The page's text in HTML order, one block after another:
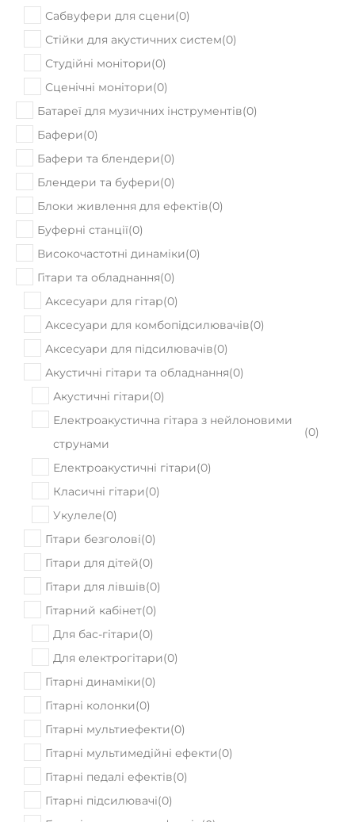
Сабвуфери для сцени(0)
Стійки для акустичних систем(0)
Студійні монітори(0)
Сценічні монітори(0)
Батареї для музичних інструментів(0)
Бафери(0)
Бафери та блендери(0)
Блендери та буфери(0)
Блоки живлення для ефектів(0)
Буферні станції(0)
Високочастотні динаміки(0)
Гітари та обладнання(0)
Аксесуари для гітар(0)
Аксесуари для комбопідсилювачів(0)
Аксесуари для підсилювачів(0)
Акустичні гітари та обладнання(0)
Акустичні гітари(0)
Електроакустична гітара з нейлоновими
струнами
(0)
Електроакустичні гітари(0)
Класичні гітари(0)
Укулеле(0)
Гітари безголові(0)
Гітари для дітей(0)
Гітари для лівшів(0)
Гітарний кабінет(0)
Для бас-гітари(0)
Для електрогітари(0)
Гітарні динаміки(0)
Гітарні колонки(0)
Гітарні мультиефекти(0)
Гітарні мультимедійні ефекти(0)
Гітарні педалі ефектів(0)
Гітарні підсилювачі(0)